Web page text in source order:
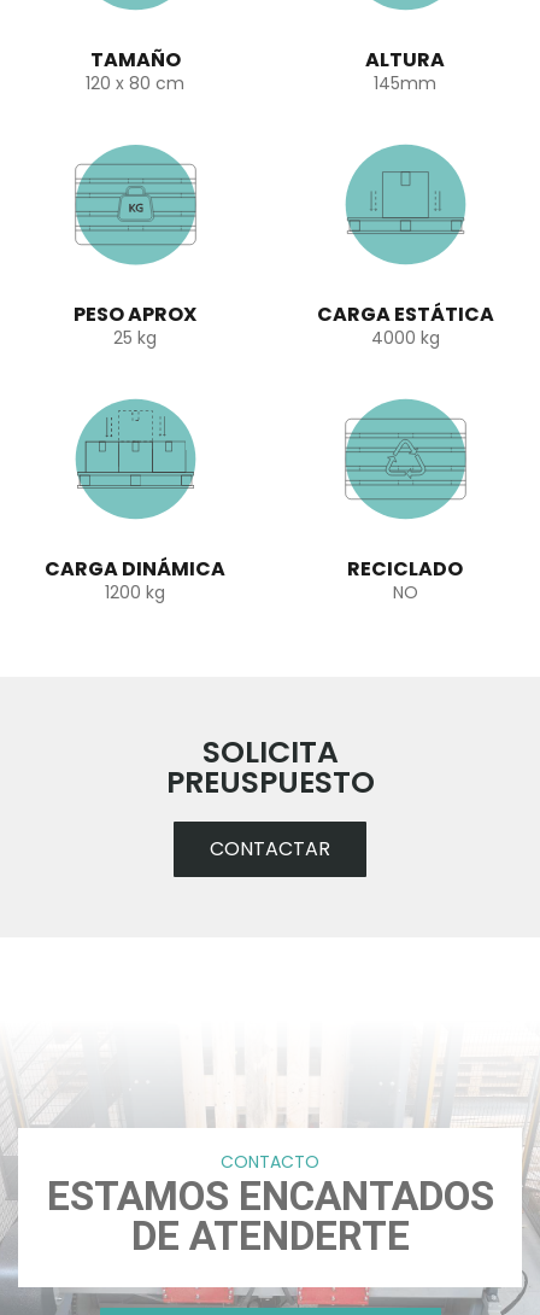
TAMAÑO
120 x 80 cm
ALTURA
145mm
PESO APROX
25 kg
CARGA ESTÁTICA
4000 kg
CARGA DINÁMICA
1200 kg
RECICLADO
NO
SOLICITA
PREUSPUESTO
CONTACTAR
CONTACTO
ESTAMOS ENCANTADOS
DE ATENDERTE